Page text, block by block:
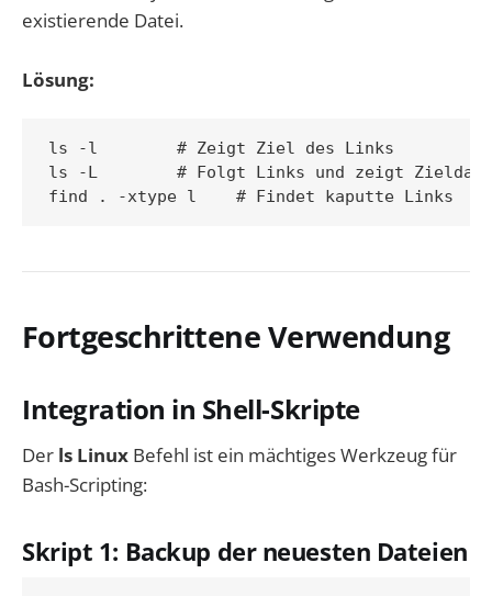
existierende Datei.
Lösung:
ls -l        # Zeigt Ziel des Links
ls -L        # Folgt Links und zeigt
Fortgeschrittene Verwendung
Integration in Shell-Skripte
Der ls Linux Befehl ist ein mächtiges Werkzeug für
Bash-Scripting:
Skript 1: Backup der neuesten Dateien